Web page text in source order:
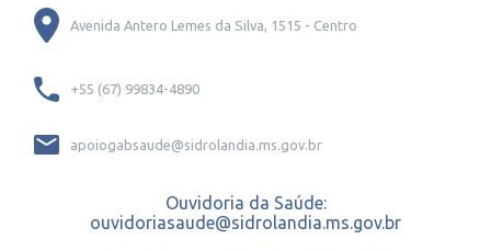
Avenida Antero Lemes da Silva, 1515 - Centro
+55 (67) 99834-4890
apoiogabsaude@sidrolandia.ms.gov.br
Ouvidoria da Saúde:
ouvidoriasaude@sidrolandia.ms.gov.br